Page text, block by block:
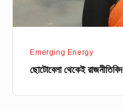
Emerging Energy
ছোটোবেলা থেকেই